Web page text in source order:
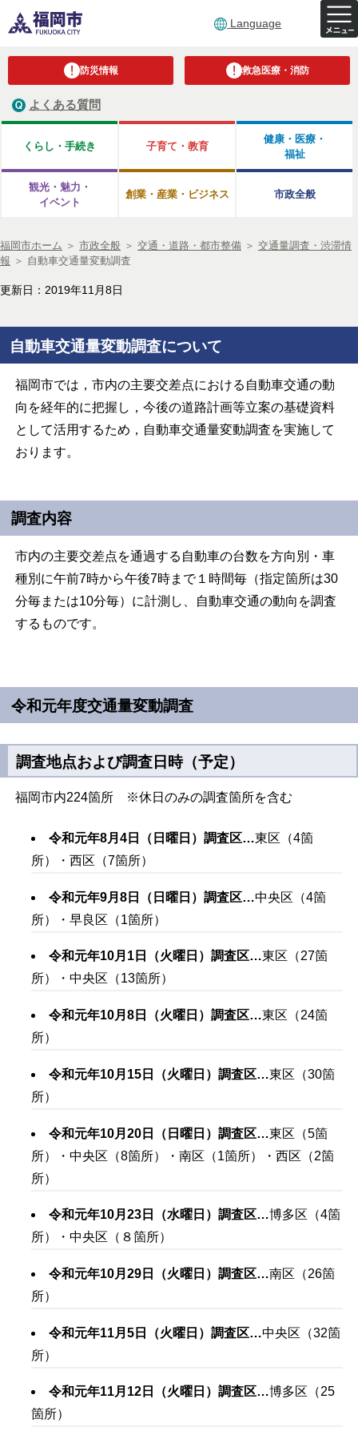
Language
防災情報 救急医療・消防
よくある質問
くらし・手続き 子育て・教育
健康・医療・
福祉
観光・魅力・
イベント
創業・産業・ビジネス 市政全般
福岡市ホーム ＞ 市政全般 ＞ 交通・道路・都市整備 ＞ 交通量調査・渋滞情
報 ＞ 自動車交通量変動調査
更新日：2019年11月8日
自動車交通量変動調査について
福岡市では，市内の主要交差点における自動車交通の動
向を経年的に把握し，今後の道路計画等立案の基礎資料
として活用するため，自動車交通量変動調査を実施して
おります。
調査内容
市内の主要交差点を通過する自動車の台数を方向別・車
種別に午前7時から午後7時まで１時間毎（指定箇所は30
分毎または10分毎）に計測し、自動車交通の動向を調査
するものです。
令和元年度交通量変動調査
調査地点および調査日時（予定）
福岡市内224箇所 ※休日のみの調査箇所を含む
令和元年8月4日（日曜日）調査区…東区（4箇
所）・西区（7箇所）
令和元年9月8日（日曜日）調査区…中央区（4箇
所）・早良区（1箇所）
令和元年10月1日（火曜日）調査区…東区（27箇
所）・中央区（13箇所）
令和元年10月8日（火曜日）調査区…東区（24箇
所）
令和元年10月15日（火曜日）調査区…東区（30箇
所）
令和元年10月20日（日曜日）調査区…東区（5箇
所）・中央区（8箇所）・南区（1箇所）・西区（2箇
所）
令和元年10月23日（水曜日）調査区…博多区（4箇
所）・中央区（８箇所）
令和元年10月29日（火曜日）調査区…南区（26箇
所）
令和元年11月5日（火曜日）調査区…中央区（32箇
所）
令和元年11月12日（火曜日）調査区…博多区（25
箇所）